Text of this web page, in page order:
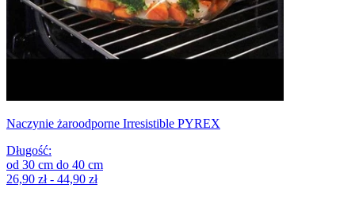
Naczynie żaroodporne Irresistible PYREX
Długość:
od 30 cm do 40 cm
26,90 zł - 44,90 zł